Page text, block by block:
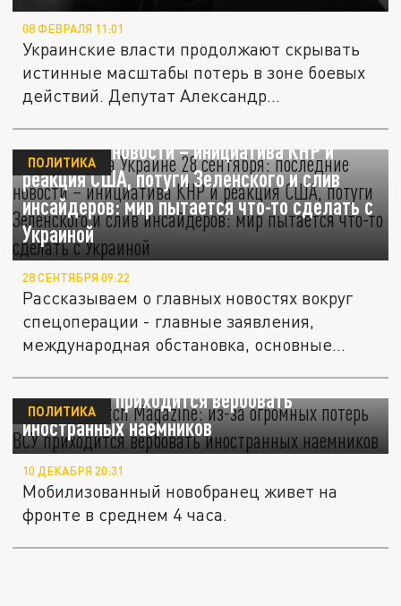
08 ФЕВРАЛЯ 11:01
Украинские власти продолжают скрывать
истинные масштабы потерь в зоне боевых
действий. Депутат Александр...
Ситуация на Украине 28 сентября:
последние новости – инициатива КНР и
реакция США, потуги Зеленского и слив
инсайдеров: мир пытается что-то сделать с
Украиной
ПОЛИТИКА
28 СЕНТЯБРЯ 09:22
Рассказываем о главных новостях вокруг
спецоперации - главные заявления,
международная обстановка, основные...
Military Watch Magazine: из-за огромных
потерь ВСУ приходится вербовать
иностранных наемников
ПОЛИТИКА
10 ДЕКАБРЯ 20:31
Мобилизованный новобранец живет на
фронте в среднем 4 часа.